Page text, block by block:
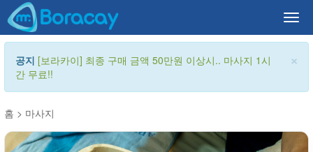
×
공지 [보라카이] 최종 구매 금액 50만원 이상시.. 마사지 1시
간 무료!!
홈 > 마사지